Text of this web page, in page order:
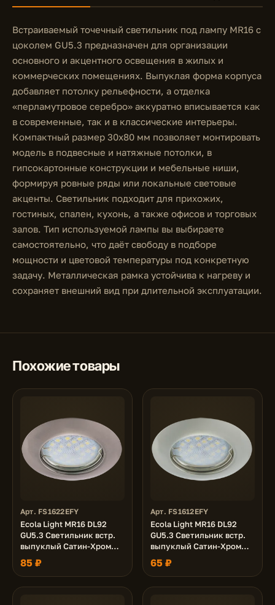
Встраиваемый точечный светильник под лампу MR16 с
цоколем GU5.3 предназначен для организации
основного и акцентного освещения в жилых и
коммерческих помещениях. Выпуклая форма корпуса
добавляет потолку рельефности, а отделка
«перламутровое серебро» аккуратно вписывается как
в современные, так и в классические интерьеры.
Компактный размер 30x80 мм позволяет монтировать
модель в подвесные и натяжные потолки, в
гипсокартонные конструкции и мебельные ниши,
формируя ровные ряды или локальные световые
акценты. Светильник подходит для прихожих,
гостиных, спален, кухонь, а также офисов и торговых
залов. Тип используемой лампы вы выбираете
самостоятельно, что даёт свободу в подборе
мощности и цветовой температуры под конкретную
задачу. Металлическая рамка устойчива к нагреву и
сохраняет внешний вид при длительной эксплуатации.
Похожие товары
Арт. FS1622EFY
Ecola Light MR16 DL92
GU5.3 Светильник встр.
выпуклый Сатин-Хром
30x80 - 2pack (кd74)
85 ₽
Арт. FS1612EFY
Ecola Light MR16 DL92
GU5.3 Светильник встр.
выпуклый Сатин-Хром
30x80 (кd74)
65 ₽